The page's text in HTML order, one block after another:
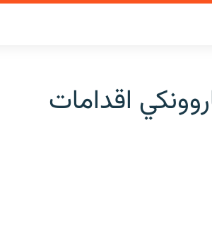
اقدامات